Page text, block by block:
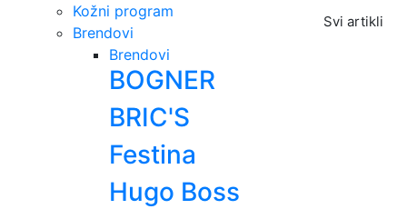
Svi artikli
Kožni program
Brendovi
Brendovi
BOGNER
BRIC'S
Festina
Hugo Boss